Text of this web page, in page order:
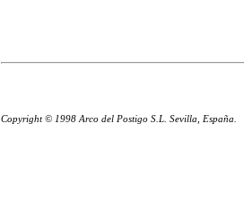
Copyright © 1998 Arco del Postigo S.L. Sevilla, España.